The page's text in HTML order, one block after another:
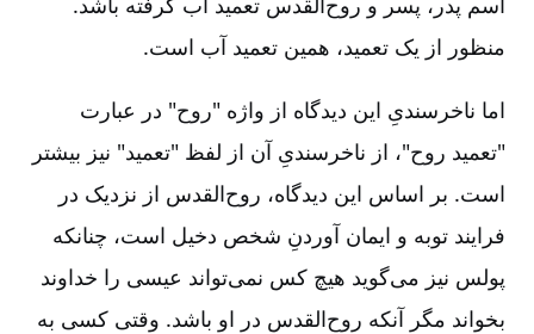
منظور از یک تعمید، همین تعمید آب است.
اما ناخرسندیِ این دیدگاه از واژه "روح" در عبارت
"تعمید روح"، از ناخرسندیِ آن از لفظ "تعمید" نیز بیشتر
است. بر اساس این دیدگاه، روح‌القدس از نزدیک در
فرایند توبه و ایمان آوردنِ شخص دخیل است، چنانکه
پولس نیز می‌گوید هیچ کس نمی‌تواند عیسی را خداوند
بخواند مگر آنکه روح‌القدس در او باشد. وقتی کسی به